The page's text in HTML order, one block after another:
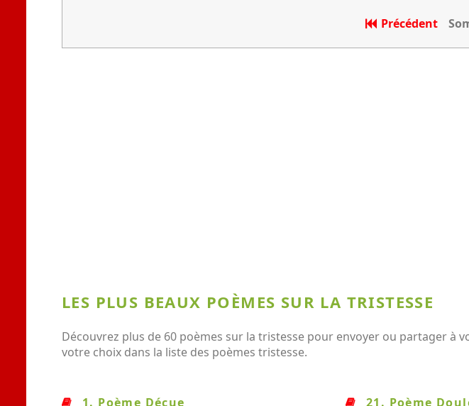
Précédent
LES PLUS BEAUX POÈMES SUR LA TRISTESSE
Découvrez plus de 60 poèmes sur la tristesse pour envoyer ou partager à
votre choix dans la liste des poèmes tristesse.
1. Poème Déçue
21. Poème